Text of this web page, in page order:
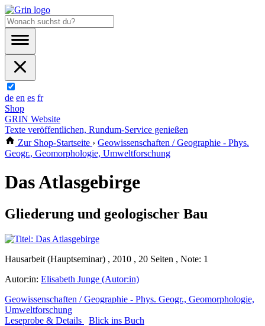
de en es fr
Shop
GRIN Website
Texte veröffentlichen, Rundum-Service genießen
Zur Shop-Startseite › Geowissenschaften / Geographie - Phys.
Geogr., Geomorphologie, Umweltforschung
Das Atlasgebirge
Gliederung und geologischer Bau
Hausarbeit (Hauptseminar) , 2010 , 20 Seiten , Note: 1
Autor:in: Elisabeth Junge (Autor:in)
Geowissenschaften / Geographie - Phys. Geogr., Geomorphologie,
Umweltforschung
Leseprobe & Details
Blick ins Buch